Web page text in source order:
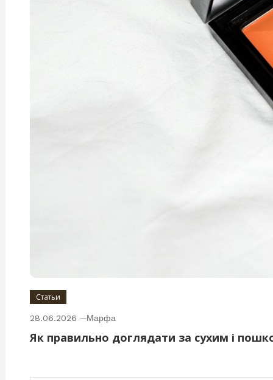
Статьи
28.06.2026 Марфа
Як правильно доглядати за сухим і